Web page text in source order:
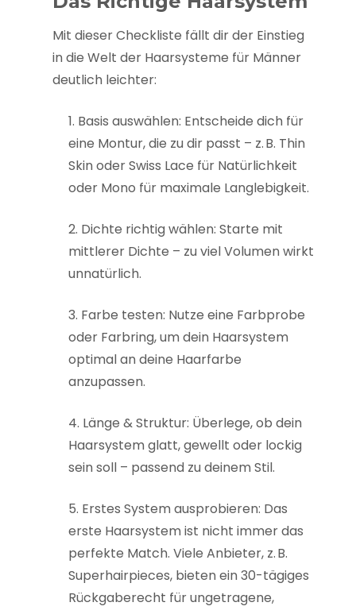
Mit dieser Checkliste fällt dir der Einstieg
in die Welt der Haarsysteme für Männer
deutlich leichter:
1. Basis auswählen: Entscheide dich für
eine Montur, die zu dir passt – z. B. Thin
Skin oder Swiss Lace für Natürlichkeit
oder Mono für maximale Langlebigkeit.
2. Dichte richtig wählen: Starte mit
mittlerer Dichte – zu viel Volumen wirkt
unnatürlich.
3. Farbe testen: Nutze eine Farbprobe
oder Farbring, um dein Haarsystem
optimal an deine Haarfarbe
anzupassen.
4. Länge & Struktur: Überlege, ob dein
Haarsystem glatt, gewellt oder lockig
sein soll – passend zu deinem Stil.
5. Erstes System ausprobieren: Das
erste Haarsystem ist nicht immer das
perfekte Match. Viele Anbieter, z. B.
Superhairpieces, bieten ein 30-tägiges
Rückgaberecht für ungetragene,